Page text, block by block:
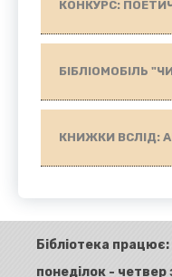
КОНКУРС:
БІБЛІОМОБІЛЬ
КНИЖКИ ВСЛІД:
Бібліотека працює:
понеділок - четвер